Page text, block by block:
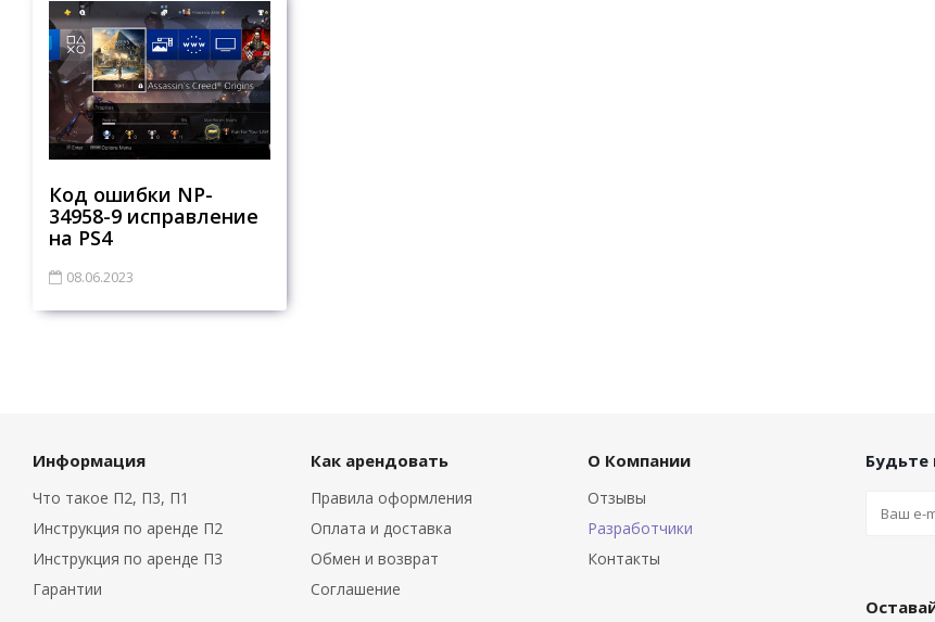
Код ошибки NP-
34958-9 исправление
на PS4
08.06.2023
Информация
Что такое П2, П3, П1
Инструкция по аренде П2
Инструкция по аренде П3
Гарантии
Как арендовать
Правила оформления
Оплата и доставка
Обмен и возврат
Соглашение
О Компании
Отзывы
Разработчики
Контакты
Будьте